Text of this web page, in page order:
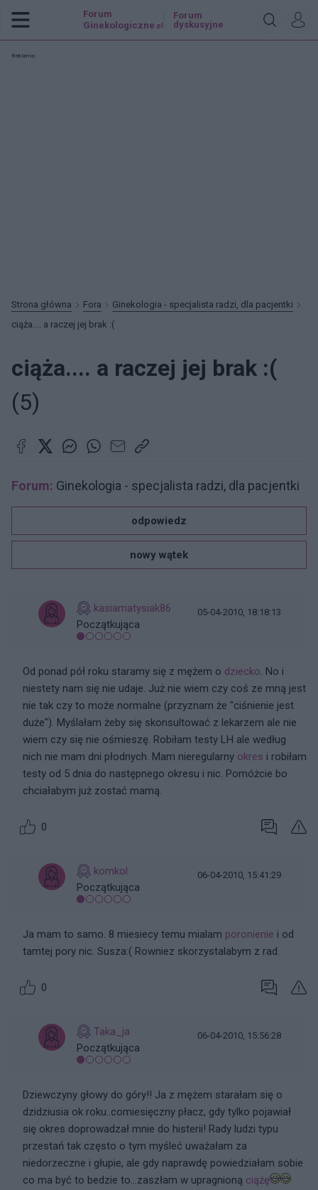
Forum
Ginekologiczne .pl
Forum
dyskusyjne
Reklama:
Strona główna Fora
Ginekologia - specjalista radzi, dla pacjentki
ciąża.... a raczej jej brak :(
ciąża.... a raczej jej brak :(
(5)
Forum: Ginekologia - specjalista radzi, dla pacjentki
odpowiedz
nowy wątek
kasiamatysiak86
Początkująca
05-04-2010, 18:18:13
Od ponad pół roku staramy się z mężem o dziecko. No i
niestety nam się nie udaje. Już nie wiem czy coś ze mną jest
nie tak czy to może normalne (przyznam że "ciśnienie jest
duże"). Myślałam żeby się skonsultować z lekarzem ale nie
wiem czy się nie ośmieszę. Robiłam testy LH ale według
nich nie mam dni płodnych. Mam nieregularny okres i robiłam
testy od 5 dnia do następnego okresu i nic. Pomóżcie bo
chciałabym już zostać mamą.
0
komkol
Początkująca
06-04-2010, 15:41:29
Ja mam to samo. 8 miesiecy temu mialam poronienie i od
tamtej pory nic. Susza:( Rowniez skorzystalabym z rad.
0
Taka_ja
Początkująca
06-04-2010, 15:56:28
Dziewczyny głowy do góry!! Ja z mężem starałam się o
dzidziusia ok roku..comiesięczny płacz, gdy tylko pojawiał
się okres doprowadzał mnie do histerii! Rady ludzi typu
przestań tak często o tym myśleć uważałam za
niedorzeczne i głupie, ale gdy naprawdę powiedziałam sobie
co ma być to bedzie to...zaszłam w upragnioną ciążę